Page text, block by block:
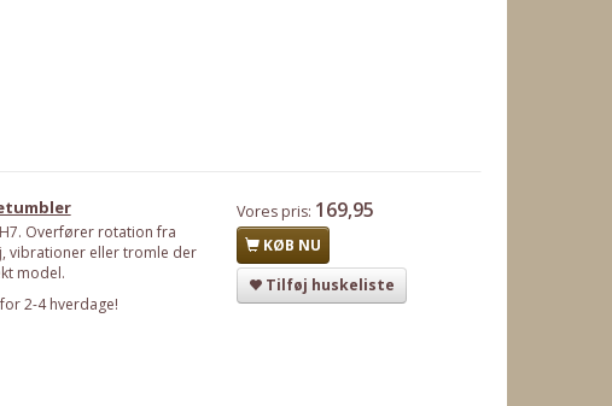
Overfører rotation fra
vibrationer eller tromle der
model.
2-4 hverdage!
Vores pris: 169,95
KØB NU
Tilføj huskeliste